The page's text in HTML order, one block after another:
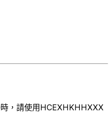
，請使用HCEXHKHHXXX